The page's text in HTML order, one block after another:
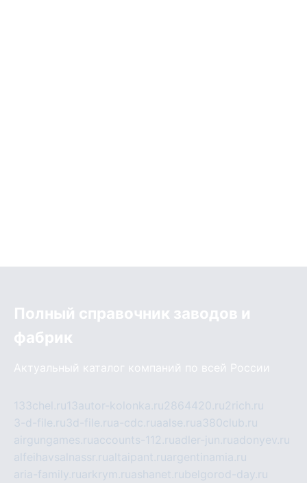
Полный справочник заводов и
фабрик
Актуальный каталог компаний по всей России
133chel.ru13autor-kolonka.ru2864420.ru2rich.ru
3-d-file.ru3d-file.rua-cdc.ruaalse.rua380club.ru
airgungames.ruaccounts-112.ruadler-jun.ruadonyev.ru
alfeihavsalnassr.rualtaipant.ruargentinamia.ru
aria-family.ruarkrym.ruashanet.rubelgorod-day.ru